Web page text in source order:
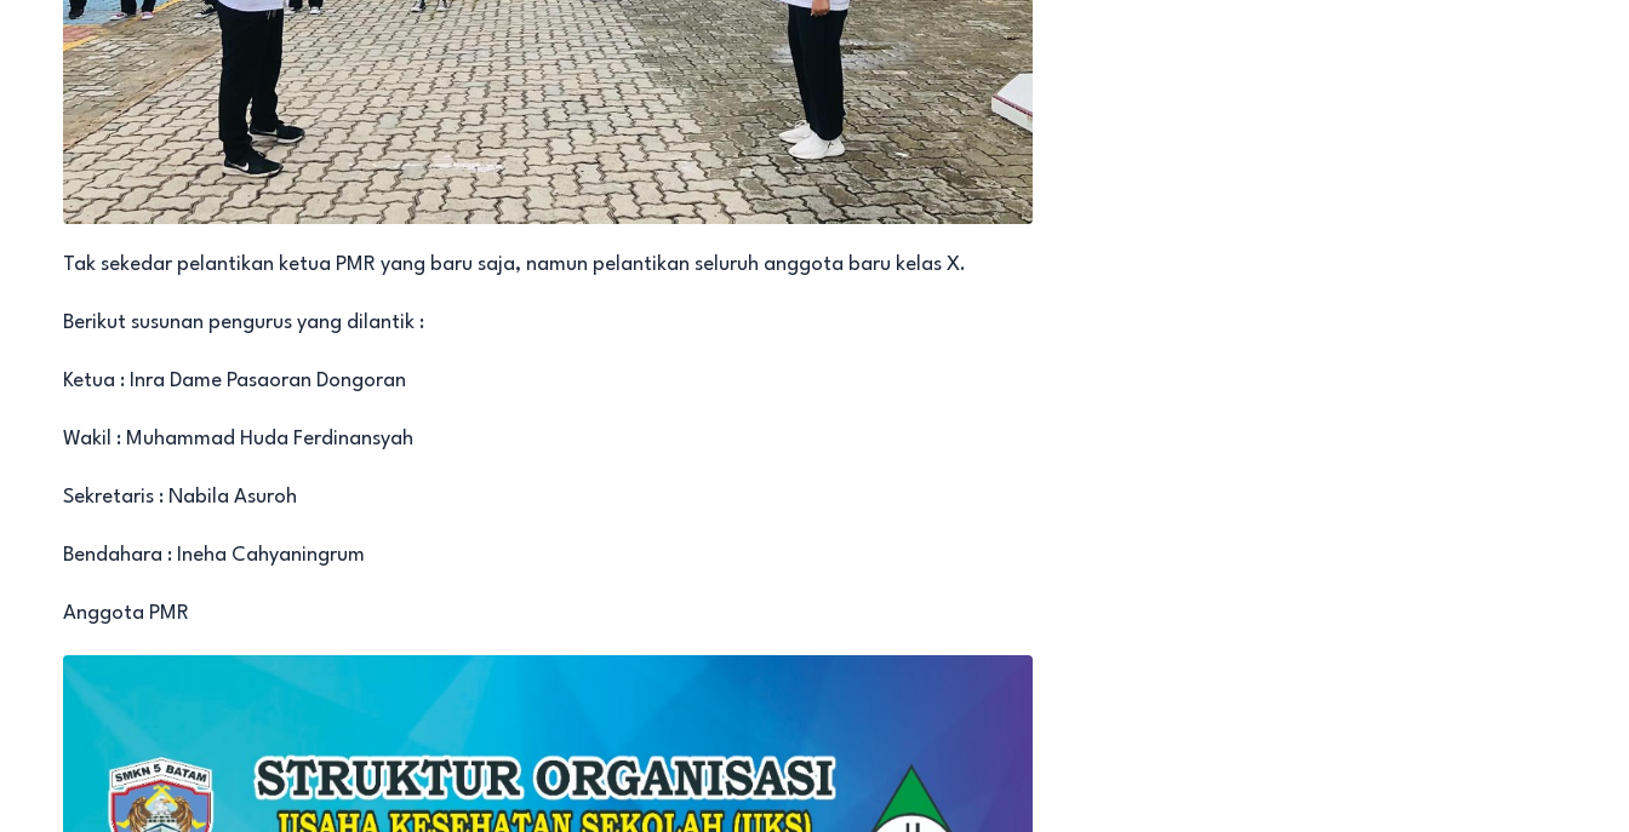
Tak sekedar pelantikan ketua PMR yang baru saja, namun pelantikan seluruh anggota baru kelas X.
Berikut susunan pengurus yang dilantik :
Ketua : Inra Dame Pasaoran Dongoran
Wakil : Muhammad Huda Ferdinansyah
Sekretaris : Nabila Asuroh
Bendahara : Ineha Cahyaningrum
Anggota PMR